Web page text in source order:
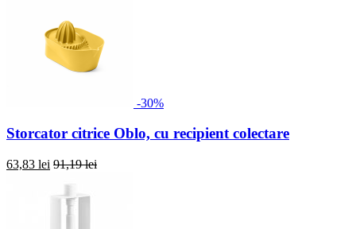
-30%
Storcator citrice Oblo, cu recipient colectare
63,83 lei 91,19 lei